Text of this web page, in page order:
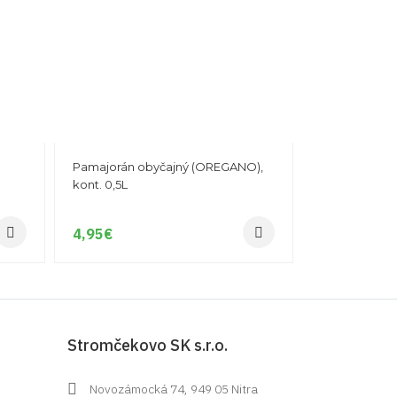
Pamajorán obyčajný (OREGANO),
kont. 0,5L
4,95€
Stromčekovo SK s.r.o.
Novozámocká 74, 949 05 Nitra